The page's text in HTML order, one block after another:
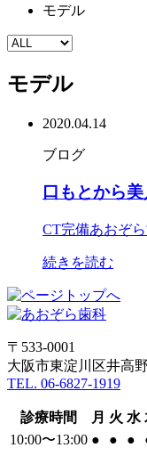
モデル
モデル
2020.04.14
ブログ
口もとから
CT完備あおぞ
続きを読む
〒533-0001
大阪市東淀川区井高
TEL. 06-6827-1919
診療時間 月 火 水
10:00〜13:00 ● ● ●